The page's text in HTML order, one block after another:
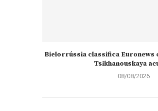
Bielorrússia classifica Euronews
Tsikhanouskaya
08/08/2026